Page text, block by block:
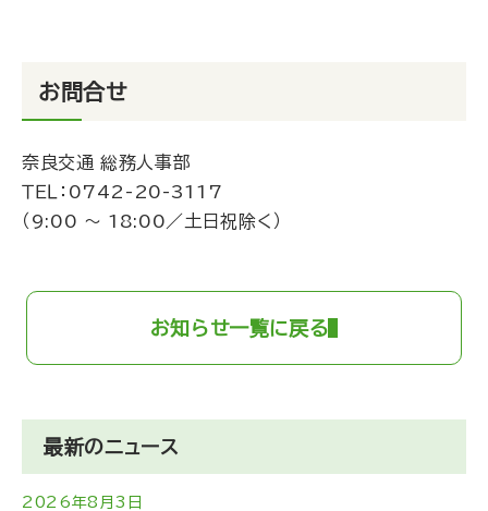
お問合せ
奈良交通 総務人事部
ＴＥＬ： 0742-20-3117
（9:00 ～ 18:00／土日祝除く）
お知らせ一覧に戻る
最新のニュース
2026年8月3日